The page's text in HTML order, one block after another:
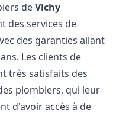
deVichy
des services de
des garanties allant
Les clients de
très satisfaits des
plombiers, qui leur
d'avoir accès à de